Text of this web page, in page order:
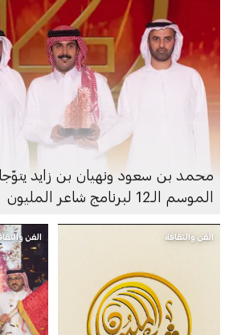
محمد بن سعود ونهيان بن زايد
الموسم الـ12 لبرنامج شاعر المليون
الفن والثقافة الفن